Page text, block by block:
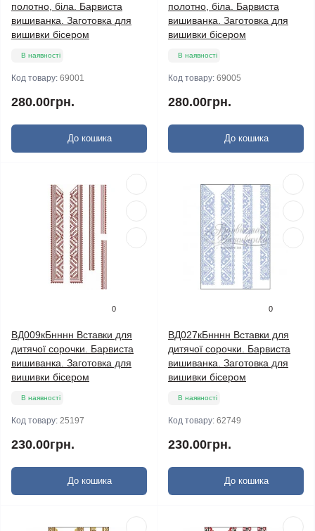
полотно, біла. Барвиста
вишиванка. Заготовка для
вишивки бісером
В наявності
Код товару: 69001
280.00грн.
До кошика
полотно, біла. Барвиста
вишиванка. Заготовка для
вишивки бісером
В наявності
Код товару: 69005
280.00грн.
До кошика
0
ВД009кБнннн Вставки для
дитячої сорочки. Барвиста
вишиванка. Заготовка для
вишивки бісером
В наявності
Код товару: 25197
230.00грн.
До кошика
0
ВД027кБнннн Вставки для
дитячої сорочки. Барвиста
вишиванка. Заготовка для
вишивки бісером
В наявності
Код товару: 62749
230.00грн.
До кошика